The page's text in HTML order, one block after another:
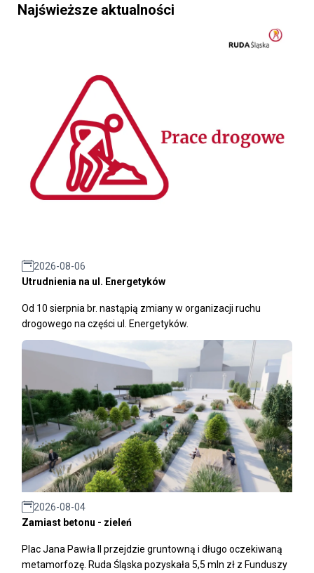
Najświeższe aktualności
2026-08-06
Utrudnienia na ul. Energetyków
Od 10 sierpnia br. nastąpią zmiany w organizacji ruchu
drogowego na części ul. Energetyków.
2026-08-04
Zamiast betonu - zieleń
Plac Jana Pawła II przejdzie gruntowną i długo oczekiwaną
metamorfozę. Ruda Śląska pozyskała 5,5 mln zł z Funduszy